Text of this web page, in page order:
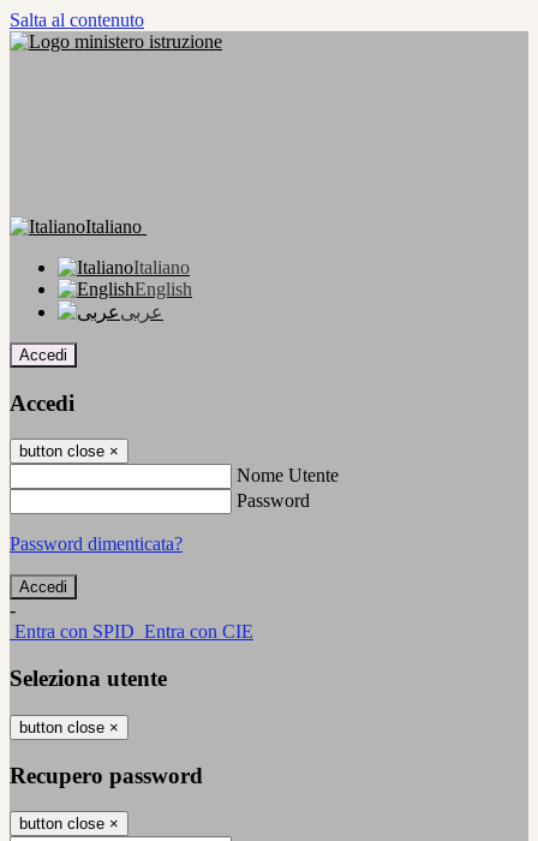
Salta al contenuto
Italiano
Italiano
English
عربى
Accedi
Accedi
button close ×
Nome Utente
Password
Password dimenticata?
-
Entra con SPID Entra con CIE
Seleziona utente
button close ×
Recupero password
button close ×